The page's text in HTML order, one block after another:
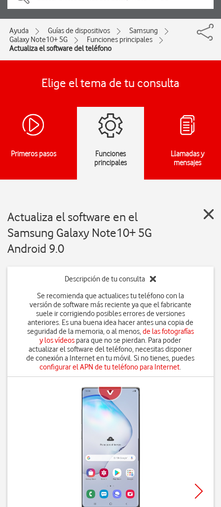
Ayuda Guías de dispositivos
Samsung
Galaxy Note10+ 5G
Funciones principales
Actualiza el software del teléfono
Elige el tema de tu consulta
Primeros pasos
Funciones
principales
Llamadas y
mensajes
Actualiza el software en el
Samsung Galaxy Note10+ 5G
Android 9.0
Descripción de tu consulta
Se recomienda que actualices tu teléfono con la
versión de software más reciente ya que el fabricante
suele ir corrigiendo posibles errores de versiones
anteriores. Es una buena idea hacer antes una copia de
seguridad de la memoria, o al menos,de las fotografías
y los vídeos para que no se pierdan. Para poder
actualizar el software del teléfono, necesitas disponer
de conexión a Internet en tu móvil. Si no tienes, puedes
configurar el APN de tu teléfono para Internet.